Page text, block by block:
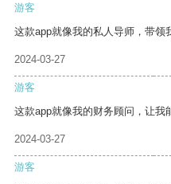
游客
这款app就像我的私人导师，带领
2024-03-27
游客
这款app就像我的财务顾问，让我
2024-03-27
游客